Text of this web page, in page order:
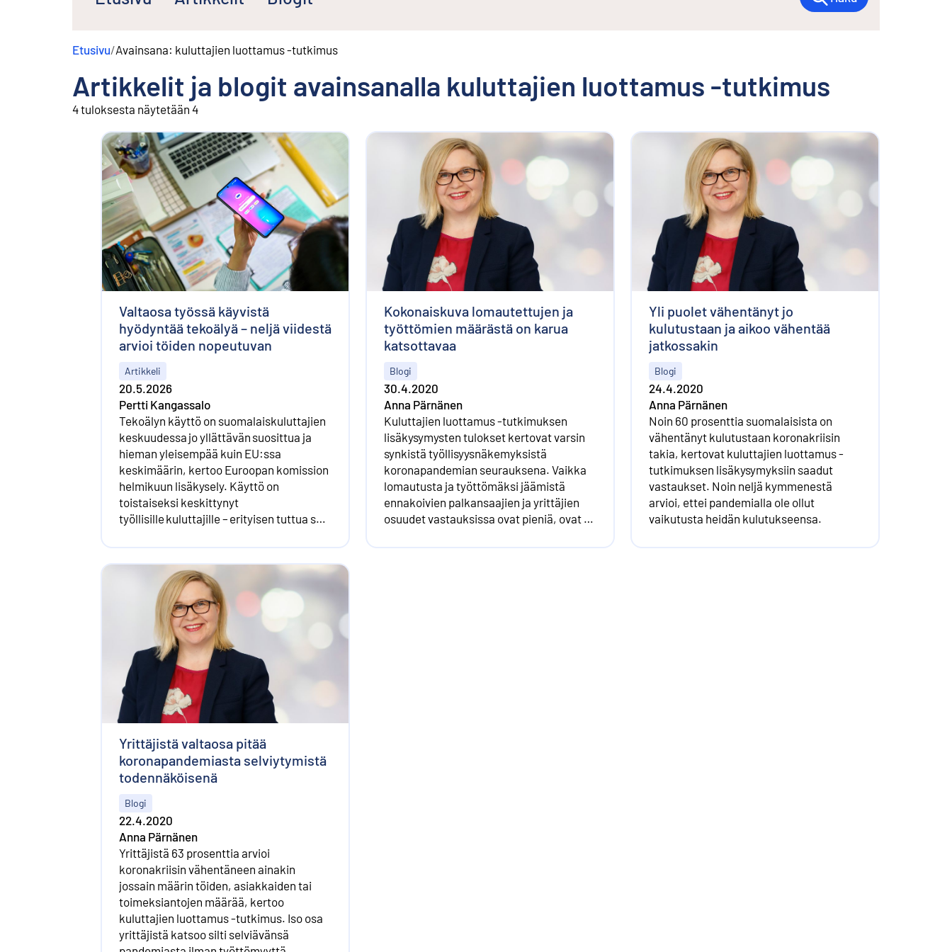
Etusivu/Avainsana: kuluttajien luottamus -tutkimus
Artikkelit ja blogit avainsanalla kuluttajien luottamus -tutkimus
4 tuloksesta näytetään 4
Valtaosa työssä käyvistä
hyödyntää tekoälyä – neljä viidestä
arvioi töiden nopeutuvan
Artikkeli
20.5.2026
Pertti Kangassalo
Tekoälyn käyttö on suomalaiskuluttajien
keskuudessa jo yllättävän suosittua ja
hieman yleisempää kuin EU:ssa
keskimäärin, kertoo Euroopan komission
helmikuun lisäkysely. Käyttö on
toistaiseksi keskittynyt
työllisille kuluttajille – erityisen tuttua se
tekoälyn nopeuttavan töitä, 18–30-
vuotiaista jopa 89 prosenttia.
Kokonaiskuva lomautettujen ja
työttömien määrästä on karua
katsottavaa
Blogi
30.4.2020
Anna Pärnänen
Kuluttajien luottamus -tutkimuksen
lisäkysymysten tulokset kertovat varsin
synkistä työllisyysnäkemyksistä
koronapandemian seurauksena. Vaikka
lomautusta ja työttömäksi jäämistä
ennakoivien palkansaajien ja yrittäjien
osuudet vastauksissa ovat pieniä, ovat ne
Yli puolet vähentänyt jo
kulutustaan ja aikoo vähentää
jatkossakin
Blogi
24.4.2020
Anna Pärnänen
Noin 60 prosenttia suomalaisista on
vähentänyt kulutustaan koronakriisin
takia, kertovat kuluttajien luottamus -
tutkimuksen lisäkysymyksiin saadut
vastaukset. Noin neljä kymmenestä
arvioi, ettei pandemialla ole ollut
vaikutusta heidän kulutukseensa.
Yrittäjistä valtaosa pitää
koronapandemiasta selviytymistä
todennäköisenä
Blogi
22.4.2020
Anna Pärnänen
Yrittäjistä 63 prosenttia arvioi
koronakriisin vähentäneen ainakin
jossain määrin töiden, asiakkaiden tai
toimeksiantojen määrää, kertoo
kuluttajien luottamus -tutkimus. Iso osa
yrittäjistä katsoo silti selviävänsä